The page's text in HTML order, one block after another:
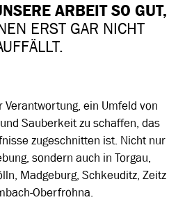
ARBEIT SO GUT,
ERST GAR NICHT
Verantwortung, ein Umfeld von
Sauberkeit zu schaffen, das
zugeschnitten ist. Nicht nur
sondern auch in Torgau,
Madgeburg, Schkeuditz, Zeitz
Oberfrohna.